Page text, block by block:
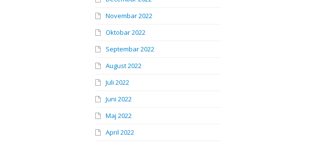
Novembar 2022
Oktobar 2022
Septembar 2022
August 2022
Juli 2022
Juni 2022
Maj 2022
April 2022